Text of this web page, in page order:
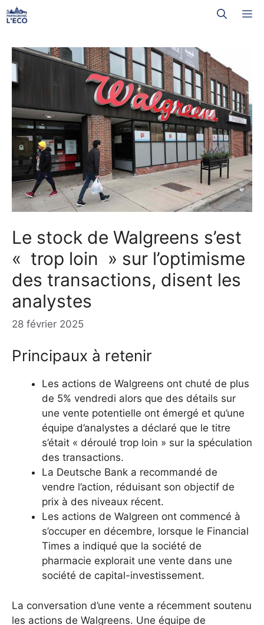
Aller
au
Le stock de Walgreens s’est
« trop loin » sur l’optimisme
des transactions, disent les
analystes
28 février 2025
Principaux à retenir
Les actions de Walgreens ont chuté de plus
de 5% vendredi alors que des détails sur
une vente potentielle ont émergé et qu’une
équipe d’analystes a déclaré que le titre
s’était « déroulé trop loin » sur la spéculation
des transactions.
La Deutsche Bank a recommandé de
vendre l’action, réduisant son objectif de
prix à des niveaux récent.
Les actions de Walgreen ont commencé à
s’occuper en décembre, lorsque le Financial
Times a indiqué que la société de
pharmacie explorait une vente dans une
société de capital-investissement.
La conversation d’une vente a récemment soutenu
les actions de Walgreens. Une équipe de